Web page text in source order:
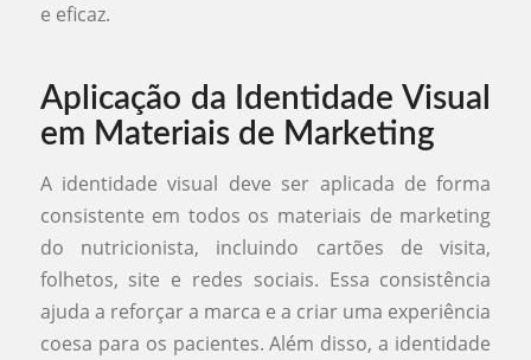
e eficaz.
Aplicação da Identidade Visual
em Materiais de Marketing
A identidade visual deve ser aplicada de forma
consistente em todos os materiais de marketing
do nutricionista, incluindo cartões de visita,
folhetos, site e redes sociais. Essa consistência
ajuda a reforçar a marca e a criar uma experiência
coesa para os pacientes. Além disso, a identidade